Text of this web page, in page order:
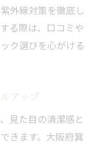
外線対策を徹底し
る際は、口コミや
ク選びを心がける
アップ
見た目の清潔感と
きます。大阪府箕